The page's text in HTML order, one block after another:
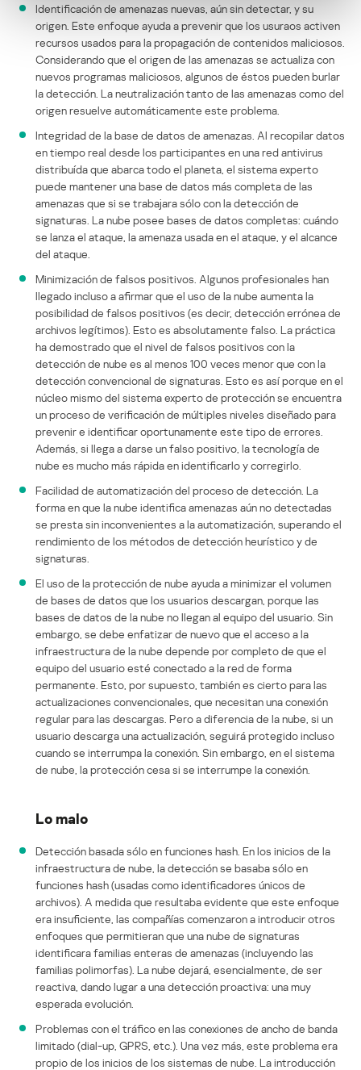
Identificación de amenazas nuevas, aún sin detectar, y su
origen. Este enfoque ayuda a prevenir que los usuraos activen
recursos usados para la propagación de contenidos maliciosos.
Considerando que el origen de las amenazas se actualiza con
nuevos programas maliciosos, algunos de éstos pueden burlar
la detección. La neutralización tanto de las amenazas como del
origen resuelve automáticamente este problema.
Integridad de la base de datos de amenazas. Al recopilar datos
en tiempo real desde los participantes en una red antivirus
distribuída que abarca todo el planeta, el sistema experto
puede mantener una base de datos más completa de las
amenazas que si se trabajara sólo con la detección de
signaturas. La nube posee bases de datos completas: cuándo
se lanza el ataque, la amenaza usada en el ataque, y el alcance
del ataque.
Minimización de falsos positivos. Algunos profesionales han
llegado incluso a afirmar que el uso de la nube aumenta la
posibilidad de falsos positivos (es decir, detección errónea de
archivos legítimos). Esto es absolutamente falso. La práctica
ha demostrado que el nivel de falsos positivos con la
detección de nube es al menos 100 veces menor que con la
detección convencional de signaturas. Esto es así porque en el
núcleo mismo del sistema experto de protección se encuentra
un proceso de verificación de múltiples niveles diseñado para
prevenir e identificar oportunamente este tipo de errores.
Además, si llega a darse un falso positivo, la tecnología de
nube es mucho más rápida en identificarlo y corregirlo.
Facilidad de automatización del proceso de detección. La
forma en que la nube identifica amenazas aún no detectadas
se presta sin inconvenientes a la automatización, superando el
rendimiento de los métodos de detección heurístico y de
signaturas.
El uso de la protección de nube ayuda a minimizar el volumen
de bases de datos que los usuarios descargan, porque las
bases de datos de la nube no llegan al equipo del usuario. Sin
embargo, se debe enfatizar de nuevo que el acceso a la
infraestructura de la nube depende por completo de que el
equipo del usuario esté conectado a la red de forma
permanente. Esto, por supuesto, también es cierto para las
actualizaciones convencionales, que necesitan una conexión
regular para las descargas. Pero a diferencia de la nube, si un
usuario descarga una actualización, seguirá protegido incluso
cuando se interrumpa la conexión. Sin embargo, en el sistema
de nube, la protección cesa si se interrumpe la conexión.
Lo malo
Detección basada sólo en funciones hash. En los inicios de la
infraestructura de nube, la detección se basaba sólo en
funciones hash (usadas como identificadores únicos de
archivos). A medida que resultaba evidente que este enfoque
era insuficiente, las compañías comenzaron a introducir otros
enfoques que permitieran que una nube de signaturas
identificara familias enteras de amenazas (incluyendo las
familias polimorfas). La nube dejará, esencialmente, de ser
reactiva, dando lugar a una detección proactiva: una muy
esperada evolución.
Problemas con el tráfico en las conexiones de ancho de banda
limitado (dial-up, GPRS, etc.). Una vez más, este problema era
propio de los inicios de los sistemas de nube. La introducción